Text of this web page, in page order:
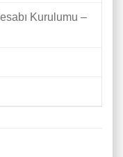
Kurulumu –